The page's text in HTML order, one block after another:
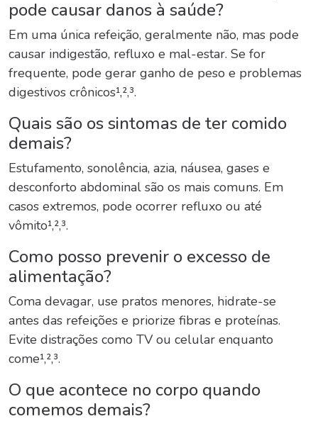
pode causar danos à saúde?
Em uma única refeição, geralmente não, mas pode
causar indigestão, refluxo e mal-estar. Se for
frequente, pode gerar ganho de peso e problemas
digestivos crônicos¹,²,³.
Quais são os sintomas de ter comido
demais?
Estufamento, sonolência, azia, náusea, gases e
desconforto abdominal são os mais comuns. Em
casos extremos, pode ocorrer refluxo ou até
vômito¹,²,³.
Como posso prevenir o excesso de
alimentação?
Coma devagar, use pratos menores, hidrate-se
antes das refeições e priorize fibras e proteínas.
Evite distrações como TV ou celular enquanto
come¹,²,³.
O que acontece no corpo quando
comemos demais?